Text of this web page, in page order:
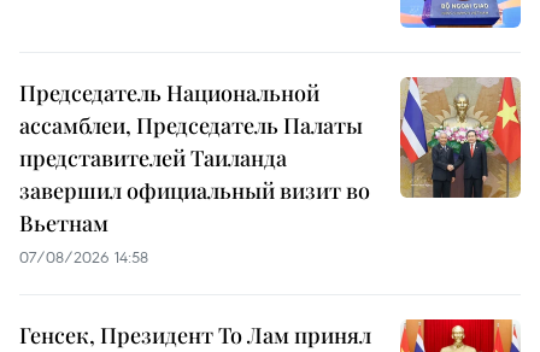
Председатель Национальной
ассамблеи, Председатель Палаты
представителей Таиланда
завершил официальный визит во
Вьетнам
07/08/2026 14:58
Генсек, Президент То Лам принял